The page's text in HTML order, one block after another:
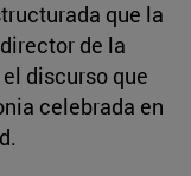
que la
de la
discurso que
celebrada en